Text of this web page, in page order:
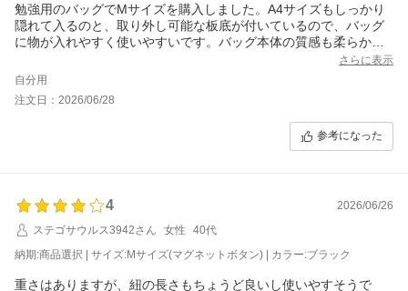
勉強用のバッグでMサイズを購入しました。A4サイズもしっかり
隠れて入るのと、取り外し可能な板底が付いているので、バッグ
に物が入れやすく使いやすいです。バッグ本体の質感も柔らかい
本革もようで、高見えします。インナーバッグのクオリティがも
う少し高いと有難いのですが、とても良い買い物で他のお色やサ
イズも欲しくなりました
さらに表示
自分用
注文日：2026/06/28
参考になった
4
2026/06/26
ステゴサウルス3942さん
女性
40代
納期:商品選択 | サイズ:Mサイズ(マグネットボタン) | カラー:ブラック
重さはありますが、紐の長さもちょうど良いし使いやすそうで